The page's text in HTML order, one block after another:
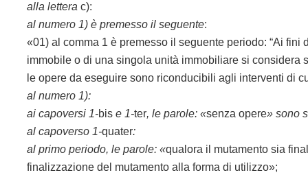
alla lettera c):
al numero 1) è premesso il seguente:
«01) al comma 1 è premesso il seguente periodo: “Ai
immobile o di una singola unità immobiliare si
le opere da eseguire sono riconducibili agli interventi di
al numero 1):
ai capoversi 1-bise 1-ter, le parole: «senza opere» sono
al capoverso 1-quater:
al primo periodo, le parole: «qualora il mutamento sia
finalizzazione del mutamento alla forma di utilizzo»;